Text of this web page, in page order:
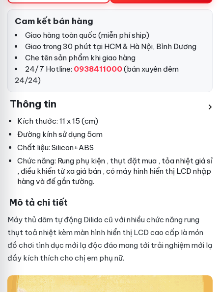
Cam kết bán hàng
Giao hàng toàn quốc (miễn phí ship)
Giao trong 30 phút tại HCM & Hà Nội, Bình Dương
Che tên sản phẩm khi giao hàng
24/7 Hotline: 0938411000(bán xuyên đêm
24/24)
Thông tin
Kích thước: 11 x 15 (cm)
Đường kính sử dụng 5cm
Chất liệu: Silicon+ABS
Chức năng: Rung phụ kiện , thụt đặt mua , tỏa nhiệtgiá sỉ
, điều khiển từ xagiá bán , có máy hình hiển thị LCDnhập
hàngvà đế gắn tường.
Mô tả chi tiết
Máy thủ dâm tự động Dilido cũ với nhiều chức năng rung
thụt toả nhiệt kèm màn hình hiển thị LCD cao cấp là món
đồ chơi tình dục mới lạ độc đáo mang tới trải nghiệm mới lạ
đầy kích thích cho chị em phụ nữ.